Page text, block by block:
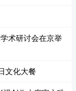
术研讨会在京举
文化大餐